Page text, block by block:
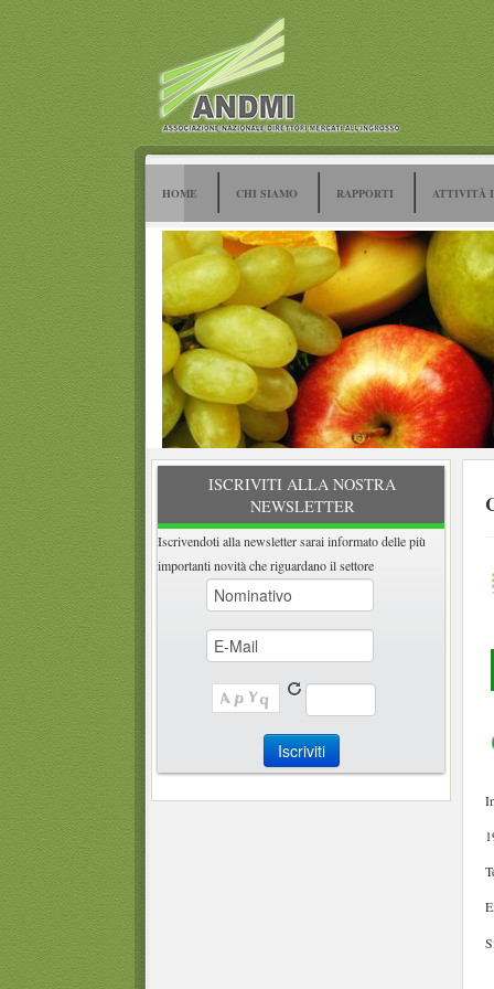
HOME CHI SIAMO RAPPORTI ATTIVITÀ
ISCRIVITI ALLA NOSTRA
NEWSLETTER
Iscrivendoti alla newsletter sarai informato delle più
importanti novità che riguardano il settore